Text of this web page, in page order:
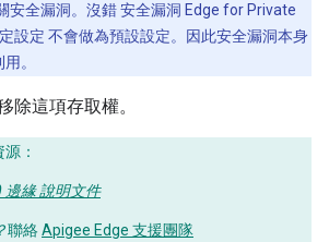
安全漏洞。沒錯 安全漏洞 Edge for Private
設定 不會做為預設設定。因此安全漏洞本身
。
除這項存取權。
：
邊緣 說明文件
聯絡Apigee Edge 支援團隊